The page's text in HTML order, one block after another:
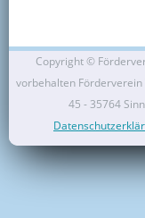
Mitglied werden
Copyright ©
vorbehalten Förderverein
45 - 35764